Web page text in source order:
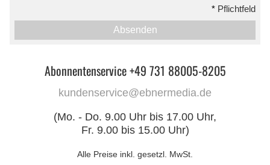
* Pflichtfeld
Absenden
Abonnentenservice +49 731 88005-8205
kundenservice@ebnermedia.de
(Mo. - Do. 9.00 Uhr bis 17.00 Uhr,
Fr. 9.00 bis 15.00 Uhr)
Alle Preise inkl. gesetzl. MwSt.